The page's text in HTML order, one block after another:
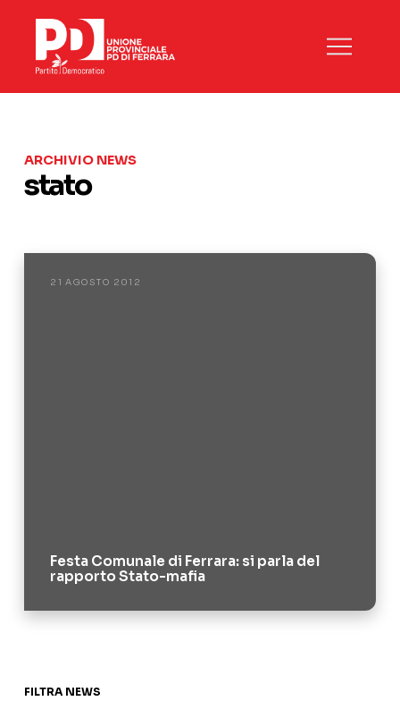
ARCHIVIO NEWS
stato
21 AGOSTO 2012
Festa Comunale di Ferrara: si parla del
rapporto Stato-mafia
FILTRA NEWS